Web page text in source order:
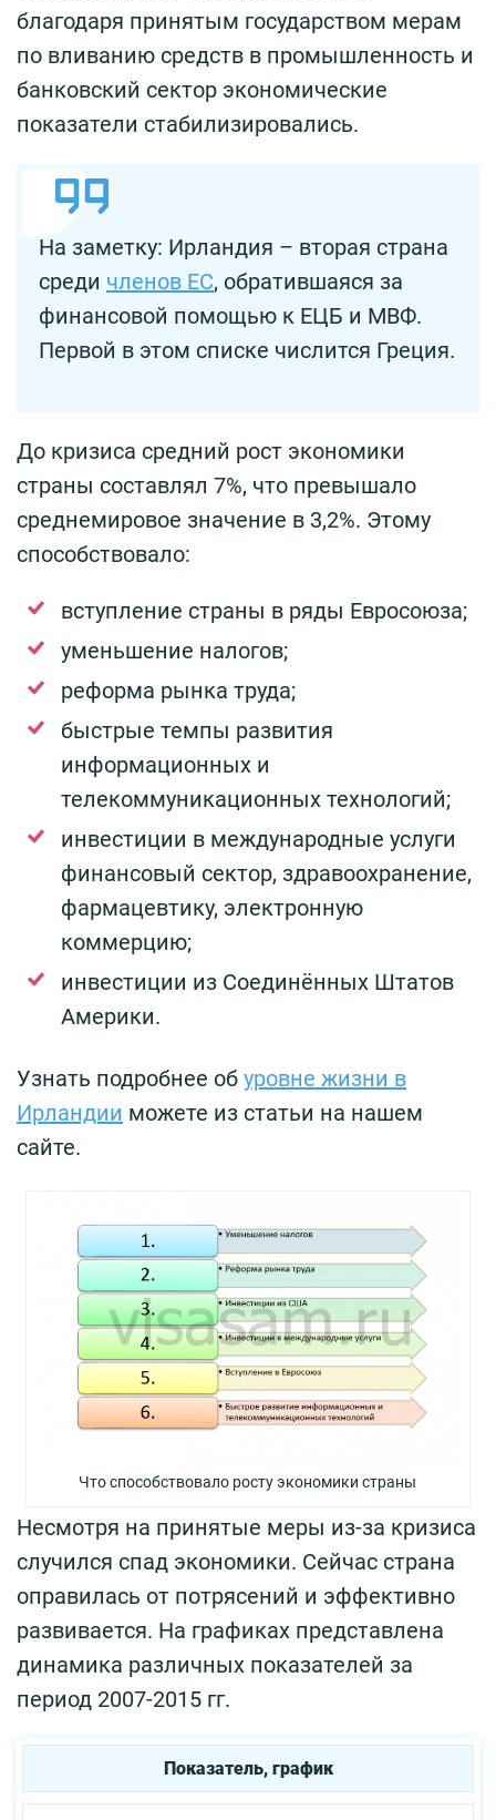
благодаря принятым государством мерам
по вливанию средств в промышленность и
банковский сектор экономические
показатели стабилизировались.
На заметку: Ирландия – вторая страна
среди членов ЕС, обратившаяся за
финансовой помощью к ЕЦБ и МВФ.
Первой в этом списке числится Греция.
До кризиса средний рост экономики
страны составлял 7%, что превышало
среднемировое значение в 3,2%. Этому
способствовало:
вступление страны в ряды Евросоюза;
уменьшение налогов;
реформа рынка труда;
быстрые темпы развития
информационных и
телекоммуникационных технологий;
инвестиции в международные услуги
финансовый сектор, здравоохранение,
фармацевтику, электронную
коммерцию;
инвестиции из Соединённых Штатов
Америки.
Узнать подробнее об уровне жизни в
Ирландии можете из статьи на нашем
сайте.
Что способствовало росту экономики страны
Несмотря на принятые меры из-за кризиса
случился спад экономики. Сейчас страна
оправилась от потрясений и эффективно
развивается. На графиках представлена
динамика различных показателей за
период 2007-2015 гг.
Показатель, график